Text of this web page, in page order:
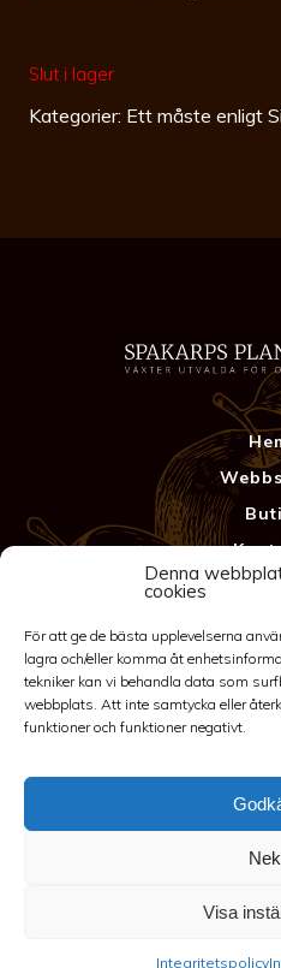
Denna
cookies
För att ge de bästa upplevelserna
lagra och/eller komma åt
tekniker kan vi behandla data som
webbplats. Att inte samtycka eller
funktioner och funktioner negativt.
Visa
Integritetspolicy
Slut i lager
Kategorier: Ett måste enligt
©2026
-